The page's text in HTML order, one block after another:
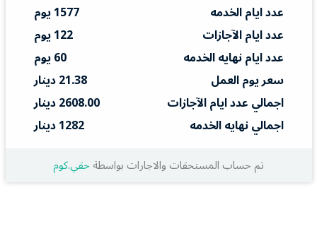
عدد ايام الخدمه
1577 يوم
عدد ايام الآجازات
122 يوم
عدد ايام نهايه الخدمه
60 يوم
سعر يوم العمل
21.38 دينار
اجمالي عدد ايام الآجازات
2608.00 دينار
اجمالي نهايه الخدمه
1282 دينار
تم حساب المستحقات والاجارات بواسطةحقي.كوم